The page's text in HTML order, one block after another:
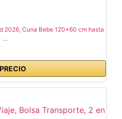
2026, Cuna Bebe 120x60 cm hasta
...